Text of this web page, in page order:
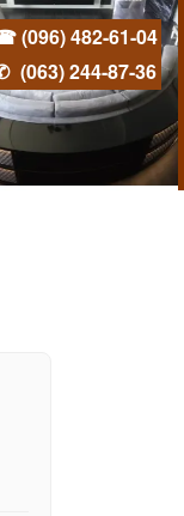
(096) 482-61-04
(063) 244-87-36